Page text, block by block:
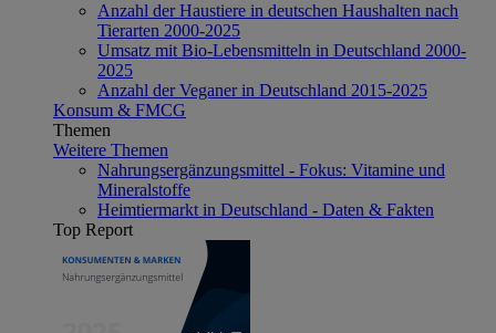
Anzahl der Haustiere in deutschen Haushalten nach
Tierarten 2000-2025
Umsatz mit Bio-Lebensmitteln in Deutschland 2000-
2025
Anzahl der Veganer in Deutschland 2015-2025
Konsum & FMCG
Themen
Weitere Themen
Nahrungsergänzungsmittel - Fokus: Vitamine und
Mineralstoffe
Heimtiermarkt in Deutschland - Daten & Fakten
Top Report